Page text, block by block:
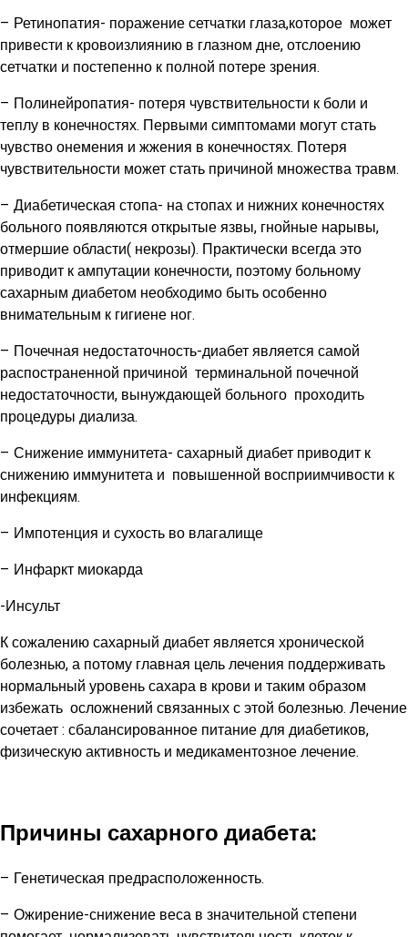
– Ретинопатия- поражение сетчатки глаза,которое может
привести к кровоизлиянию в глазном дне, отслоению
сетчатки и постепенно к полной потере зрения.
– Полинейропатия- потеря чувствительности к боли и
теплу в конечностях. Первыми симптомами могут стать
чувство онемения и жжения в конечностях. Потеря
чувствительности может стать причиной множества травм.
– Диабетическая стопа- на стопах и нижних конечностях
больного появляются открытые язвы, гнойные нарывы,
отмершие области( некрозы). Практически всегда это
приводит к ампутации конечности, поэтому больному
сахарным диабетом необходимо быть особенно
внимательным к гигиене ног.
– Почечная недостаточность-диабет является самой
распостраненной причиной терминальной почечной
недостаточности, вынуждающей больного проходить
процедуры диализа.
– Снижение иммунитета- сахарный диабет приводит к
снижению иммунитета и повышенной восприимчивости к
инфекциям.
– Импотенция и сухость во влагалище
– Инфаркт миокарда
-Инсульт
К сожалению сахарный диабет является хронической
болезнью, а потому главная цель лечения поддерживать
нормальный уровень сахара в крови и таким образом
избежать осложнений связанных с этой болезнью. Лечение
сочетает : сбалансированное питание для диабетиков,
физическую активность и медикаментозное лечение.
Причины сахарного диабета:
– Генетическая предрасположенность.
– Ожирение-снижение веса в значительной степени